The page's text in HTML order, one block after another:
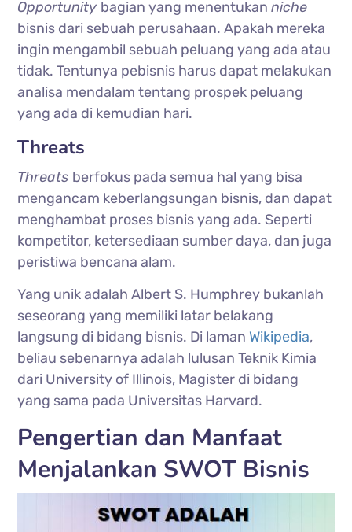
Opportunity bagian yang menentukanniche
bisnis dari sebuah perusahaan. Apakah mereka
ingin mengambil sebuah peluang yang ada atau
tidak. Tentunya pebisnis harus dapat melakukan
analisa mendalam tentang prospek peluang
yang ada di kemudian hari.
Threats
Threats berfokus pada semua hal yang bisa
mengancam keberlangsungan bisnis, dan dapat
menghambat proses bisnis yang ada. Seperti
kompetitor, ketersediaan sumber daya, dan juga
peristiwa bencana alam.
Yang unik adalah Albert S. Humphrey bukanlah
seseorang yang memiliki latar belakang
langsung di bidang bisnis. Di laman Wikipedia,
beliau sebenarnya adalah lulusan Teknik Kimia
dari University of Illinois, Magister di bidang
yang sama pada Universitas Harvard.
Pengertian dan Manfaat
Menjalankan SWOT Bisnis